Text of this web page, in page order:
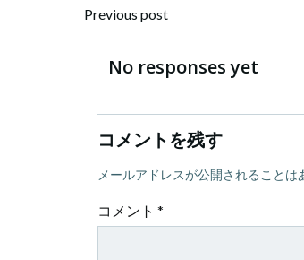
投
稿
ナ
ビ
ゲ
ー
Previous post
No responses yet
コメントを残す
メールアドレスが公開されることは
コメント *